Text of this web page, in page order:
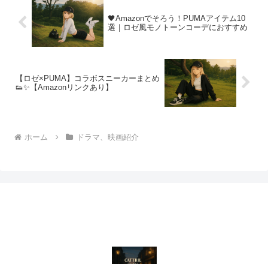
が、危険なラストへとつながっていきま
す。
🖤Amazonでそろう！PUMAアイテム10
選｜ロゼ風モノトーンコーデにおすすめ
【ロゼ×PUMA】コラボスニーカーまとめ
👟✨【Amazonリンクあり】
ホーム ドラマ、映画紹介